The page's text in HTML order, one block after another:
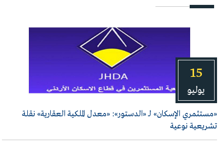
15
يوليو
«مستثمري الإسكان» لـ «الدستور»: «معدل الملكية العقارية» نقلة
تشريعية نوعية